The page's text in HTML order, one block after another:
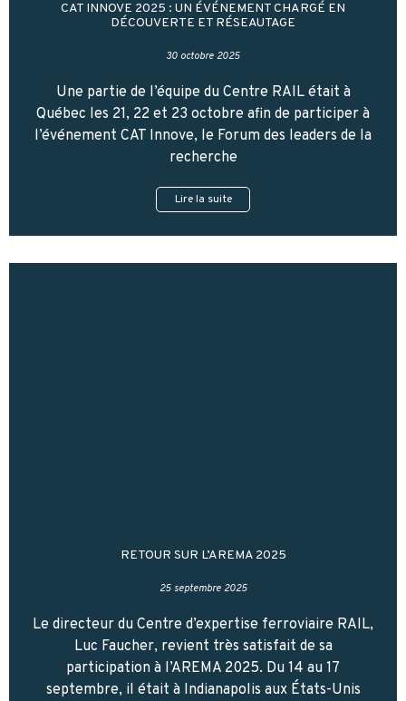
CAT INNOVE 2025 : UN ÉVÉNEMENT CHARGÉ EN
DÉCOUVERTE ET RÉSEAUTAGE
30 octobre 2025
Une partie de l’équipe du Centre RAIL était à
Québec les 21, 22 et 23 octobre afin de participer à
l’événement CAT Innove, le Forum des leaders de la
recherche
Lire la suite
RETOUR SUR L’AREMA 2025
25 septembre 2025
Le directeur du Centre d’expertise ferroviaire RAIL,
Luc Faucher, revient très satisfait de sa
participation à l’AREMA 2025. Du 14 au 17
septembre, il était à Indianapolis aux États-Unis